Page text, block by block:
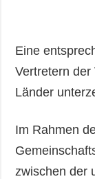
Interview
Fotos
Video
Eine
Vertretern
Länder
Im Rahmen
zwischen der